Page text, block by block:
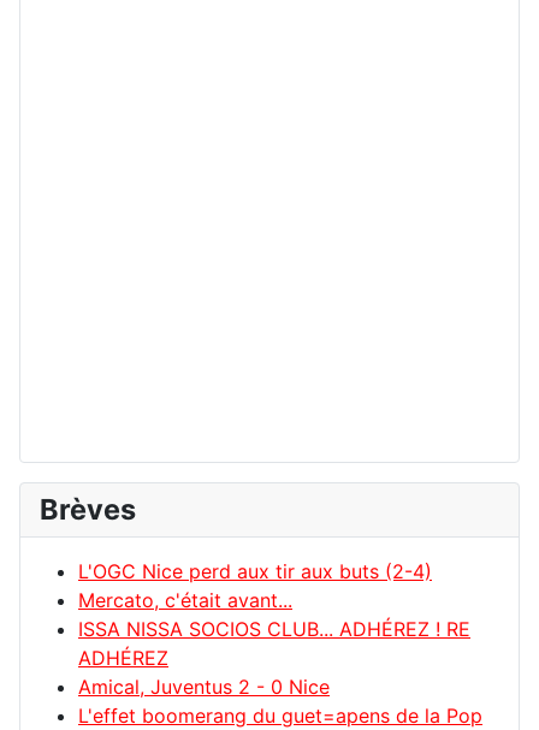
Brèves
L'OGC Nice perd aux tir aux buts (2-4)
Mercato, c'était avant...
ISSA NISSA SOCIOS CLUB... ADHÉREZ ! RE
ADHÉREZ
Amical, Juventus 2 - 0 Nice
L'effet boomerang du guet=apens de la Pop